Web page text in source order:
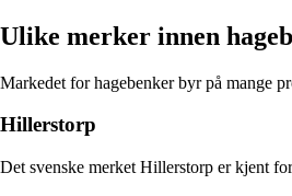
Ulike merker innen
Markedet for hagebenker byr på mange
Hillerstorp
Det svenske merket Hillerstorp er kjent